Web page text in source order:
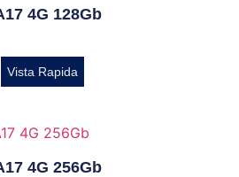
4G 128Gb
Vista Rapida
4G 256Gb